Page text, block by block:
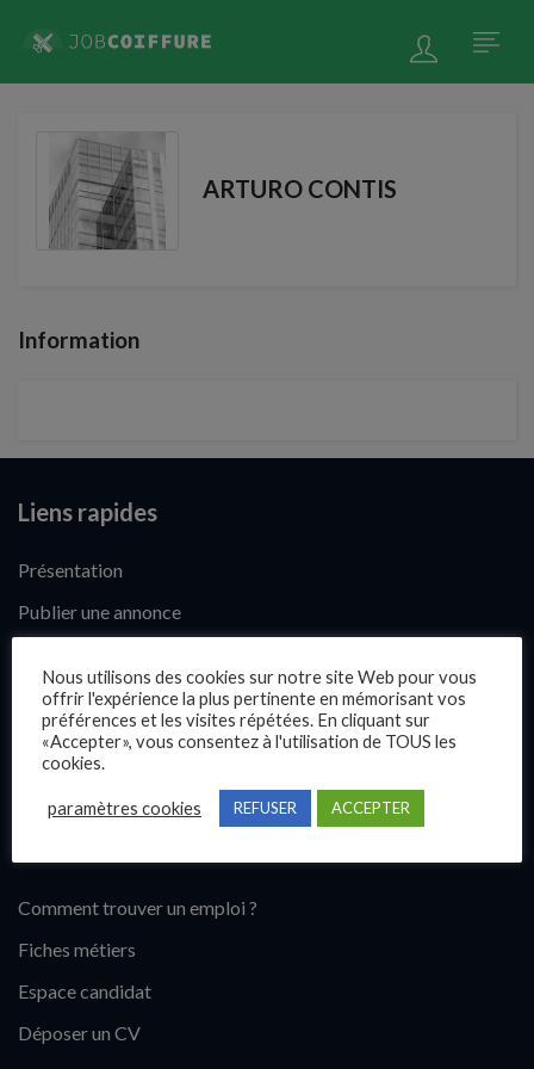
ARTURO CONTIS
Information
Liens rapides
Présentation
Publier une annonce
Questions fréquentes
Blog
Comment trouver un emploi ?
Fiches métiers
Espace candidat
Déposer un CV
Nous utilisons des cookies sur notre site Web pour vous
offrir l'expérience la plus pertinente en mémorisant vos
préférences et les visites répétées. En cliquant sur
«Accepter», vous consentez à l'utilisation de TOUS les
cookies.
paramètres cookies REFUSER ACCEPTER